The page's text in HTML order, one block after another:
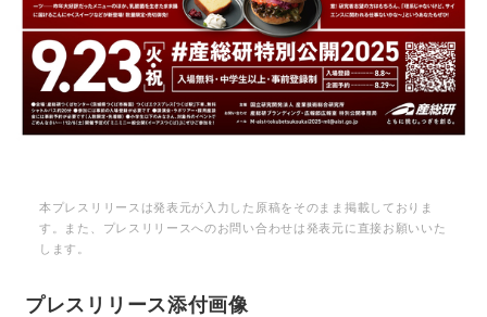
本プレスリリースは発表元が入力した原稿をそのまま掲載しておりま
す。また、プレスリリースへのお問い合わせは発表元に直接お願いいた
します。
プレスリリース添付画像